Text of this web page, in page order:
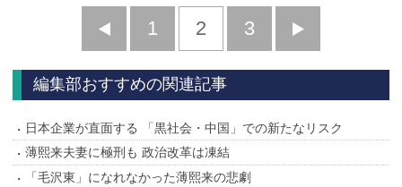
前
へ
1 2 3
へ
編集部おすすめの関連記事
日本企業が直面する 「黒社会・中国」での新たなリスク
薄熙来夫妻に極刑も 政治改革は凍結
「毛沢東」になれなかった薄熙来の悲劇